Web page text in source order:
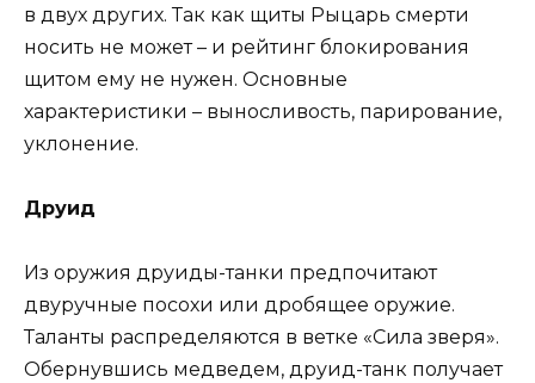
в двух других. Так как щиты Рыцарь смерти
носить не может – и рейтинг блокирования
щитом ему не нужен. Основные
характеристики – выносливость, парирование,
уклонение.
Друид
Из оружия друиды-танки предпочитают
двуручные посохи или дробящее оружие.
Таланты распределяются в ветке «Сила зверя».
Обернувшись медведем, друид-танк получает